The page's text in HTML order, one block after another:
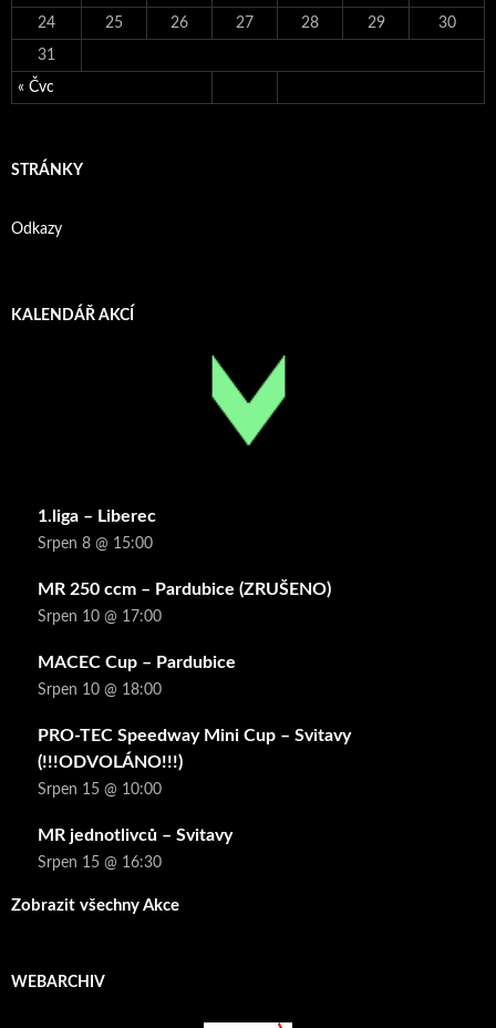
« Čvc
24 25 26 27 28 29 30
31
STRÁNKY
Odkazy
KALENDÁŘ AKCÍ
1.liga – Liberec
Srpen 8 @ 15:00
MR 250 ccm – Pardubice (ZRUŠENO)
Srpen 10 @ 17:00
MACEC Cup – Pardubice
Srpen 10 @ 18:00
PRO-TEC Speedway Mini Cup – Svitavy
(!!!ODVOLÁNO!!!)
Srpen 15 @ 10:00
MR jednotlivců – Svitavy
Srpen 15 @ 16:30
Zobrazit všechny Akce
WEBARCHIV